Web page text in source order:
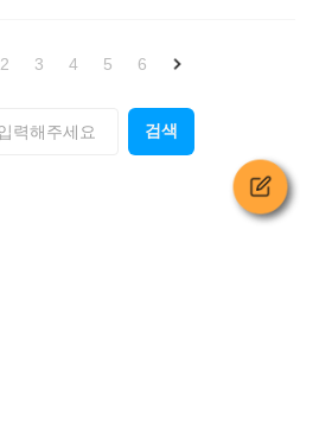
2 3 4 5 6
검색